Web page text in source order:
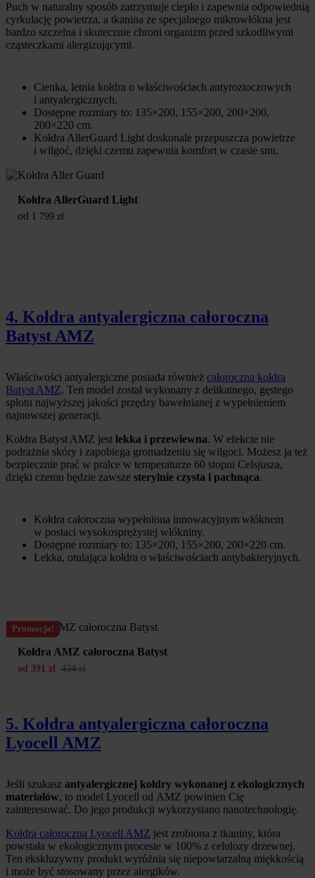
Puch w naturalny sposób zatrzymuje ciepło i zapewnia odpowiednią
cyrkulację powietrza, a tkanina ze specjalnego mikrowłókna jest
bardzo szczelna i skutecznie chroni organizm przed szkodliwymi
cząsteczkami alergizującymi.
Cienka, letnia kołdra o właściwościach antyroztoczowych
i antyalergicznych.
Dostępne rozmiary to: 135×200, 155×200, 200×200,
200×220 cm.
Kołdra AllerGuard Light doskonale przepuszcza powietrze
i wilgoć, dzięki czemu zapewnia komfort w czasie snu.
Kołdra AllerGuard Light
od 1 799 zł
4. Kołdra antyalergiczna całoroczna
Batyst AMZ
Właściwości antyalergiczne posiada również całoroczna kołdra
Batyst AMZ. Ten model został wykonany z delikatnego, gęstego
splotu najwyższej jakości przędzy bawełnianej z wypełnieniem
najnowszej generacji.
Kołdra Batyst AMZ jest lekka i przewiewna. W efekcie nie
podrażnia skóry i zapobiega gromadzeniu się wilgoci. Możesz ja też
bezpiecznie prać w pralce w temperaturze 60 stopni Celsjusza,
dzięki czemu będzie zawsze sterylnie czysta i pachnąca.
Kołdra całoroczna wypełniona innowacyjnym włóknem
w postaci wysokosprężystej włókniny.
Dostępne rozmiary to: 135×200, 155×200, 200×220 cm.
Lekka, otulająca kołdra o właściwościach antybakteryjnych.
Promocja!
Kołdra AMZ całoroczna Batyst
od 391 zł 434zł
5. Kołdra antyalergiczna całoroczna
Lyocell AMZ
Jeśli szukasz antyalergicznej kołdry wykonanej z ekologicznych
materiałów, to model Lyocell od AMZ powinien Cię
zainteresować. Do jego produkcji wykorzystano nanotechnologię.
Kołdra całoroczna Lyocell AMZ jest zrobiona z tkaniny, która
powstała w ekologicznym procesie w 100% z celulozy drzewnej.
Ten ekskluzywny produkt wyróżnia się niepowtarzalną miękkością
i może być stosowany przez alergików.